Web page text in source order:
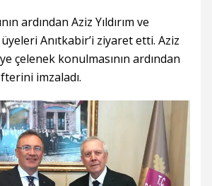
ardından Aziz Yıldırım ve
Anıtkabir’i ziyaret etti. Aziz
çelenek konulmasının ardından
imzaladı.